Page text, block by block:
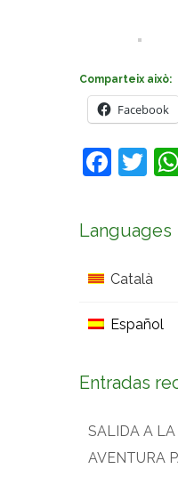
Comparteix això:
Facebook
Languages
Català
Español
Entradas
SALIDA A LA
AVENTURA